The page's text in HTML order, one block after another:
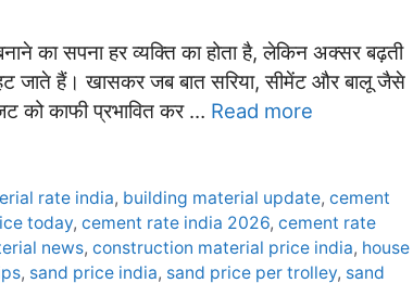
सपना हर व्यक्ति का होता है, लेकिन अक्सर बढ़ती
जाते हैं। खासकर जब बात सरिया, सीमेंट और बालू जैसे
को काफी प्रभावित कर … Read more
rate india, building material update,cement
today, cement rate india 2026, cement rate
news, construction material price india, house
, sand price india, sand price per trolley, sand